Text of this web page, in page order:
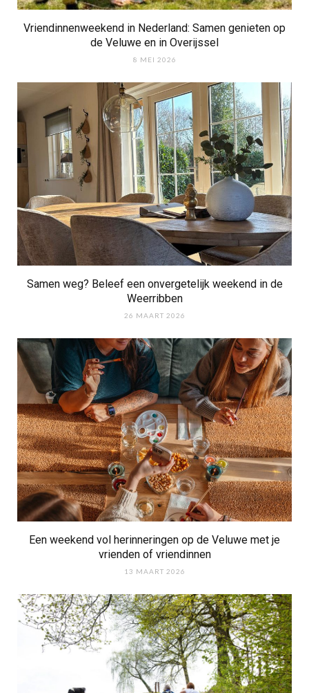
Vriendinnenweekend in Nederland: Samen genieten op
de Veluwe en in Overijssel
8 MEI 2026
Samen weg? Beleef een onvergetelijk weekend in de
Weerribben
26 MAART 2026
Een weekend vol herinneringen op de Veluwe met je
vrienden of vriendinnen
13 MAART 2026